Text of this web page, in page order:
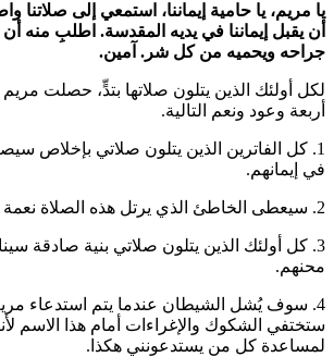
يا مريم، يا حامية إيماننا، استمعي إلى صلاتنا
أن يقبل إيماننا في يديه المقدسة. اطلبِ منه أن
جراحه ويحميه من كل شر. آمين.
لكل أولئك الذين يتلون صلاتها بتدٍّ، حصلت مريم
أربعة وعود ونعم التالية.
1. كل الفاترين الذين يتلون صلاتي بإخلاص
في إيمانهم.
2. سيعطى الخاطئ الذي يرتل هذه الصلاة نعمة
3. كل أولئك الذين يتلون صلاتي بنية صادقة
محنهم.
4. سوف يُشل الشيطان عندما يتم استدعاء
ستختفي الشكوك والإغراءات أمام هذا الاسم
لمساعدة كل من يستدعونني هكذا.